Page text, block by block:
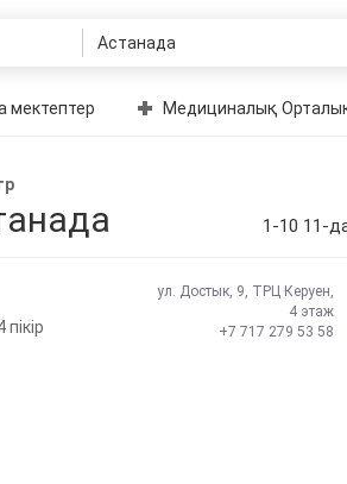
мектептер Медициналық
1-10 11-
пікір
ул. Достык, 9, ТРЦ Керуен,
4 этаж
+7 717 279 53 58